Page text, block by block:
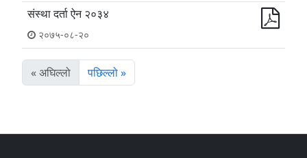
संस्था दर्ता ऐन २०३४
२०७५-०८-२०
« अघिल्लो पछिल्लो »